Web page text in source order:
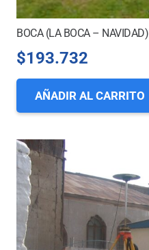
BOCA (LA BOCA – NAVIDAD)
$193.732
AÑADIR AL CARRITO